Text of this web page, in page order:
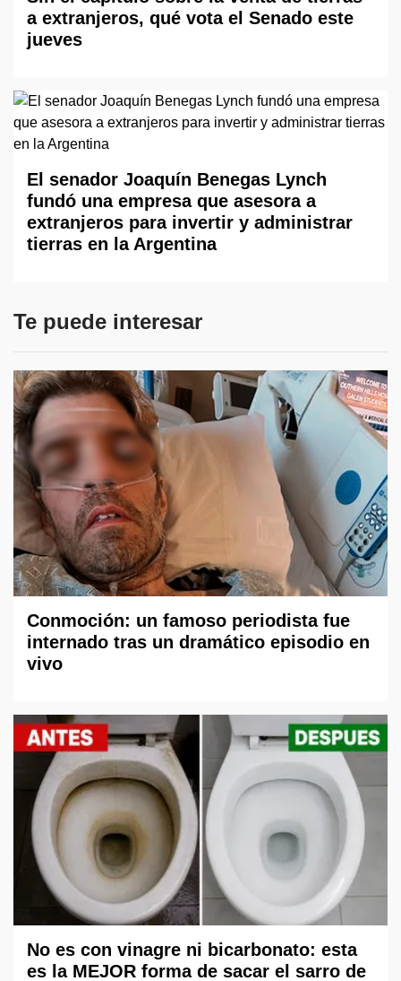
a extranjeros, qué vota el Senado este
jueves
El senador Joaquín Benegas Lynch
fundó una empresa que asesora a
extranjeros para invertir y administrar
tierras en la Argentina
Te puede interesar
Conmoción: un famoso periodista fue
internado tras un dramático episodio en
vivo
No es con vinagre ni bicarbonato: esta
es la MEJOR forma de sacar el sarro de